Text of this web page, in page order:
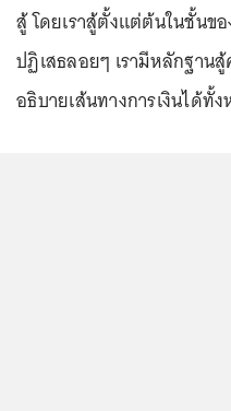
สู้ โดยเราสู้ตั้งแต่ต้นในชั้นข
ปฏิเสธลอยๆ เรามีหลักฐาน
อธิบายเส้นทางการเงินได้ทั้